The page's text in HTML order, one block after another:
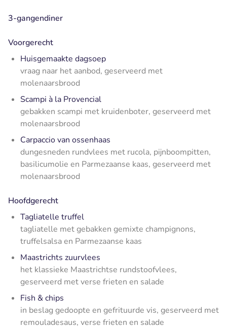
3-gangendiner
Voorgerecht
Huisgemaakte dagsoep
vraag naar het aanbod, geserveerd met
molenaarsbrood
Scampi à la Provencial
gebakken scampi met kruidenboter, geserveerd met
molenaarsbrood
Carpaccio van ossenhaas
dungesneden rundvlees met rucola, pijnboompitten,
basilicumolie en Parmezaanse kaas, geserveerd met
molenaarsbrood
Hoofdgerecht
Tagliatelle truffel
tagliatelle met gebakken gemixte champignons,
truffelsalsa en Parmezaanse kaas
Maastrichts zuurvlees
het klassieke Maastrichtse rundstoofvlees,
geserveerd met verse frieten en salade
Fish & chips
in beslag gedoopte en gefrituurde vis, geserveerd met
remouladesaus, verse frieten en salade